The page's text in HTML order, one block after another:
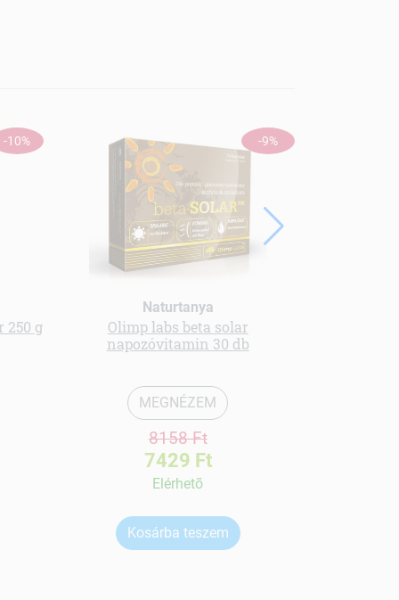
-10%
250 g
-9%
Naturtanya
Olimp labs beta solar
napozóvitamin 30 db
MEGNÉZEM
8158 Ft
7429 Ft
Elérhetõ
Kosárba teszem